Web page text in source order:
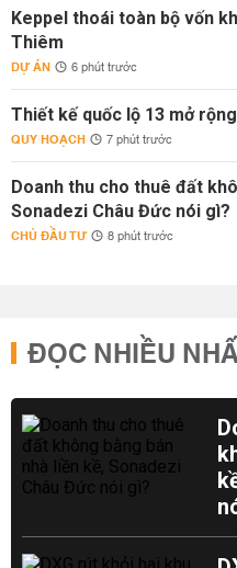
Keppel thoái toàn bộ vốn
Thiêm
DỰ ÁN 6 phút trước
Thiết kế quốc lộ 13 mở
QUY HOẠCH 7 phút trước
Doanh thu cho thuê đất
Sonadezi Châu Đức nói gì?
CHỦ ĐẦU TƯ 8 phút trước
ĐỌC NHIỀU